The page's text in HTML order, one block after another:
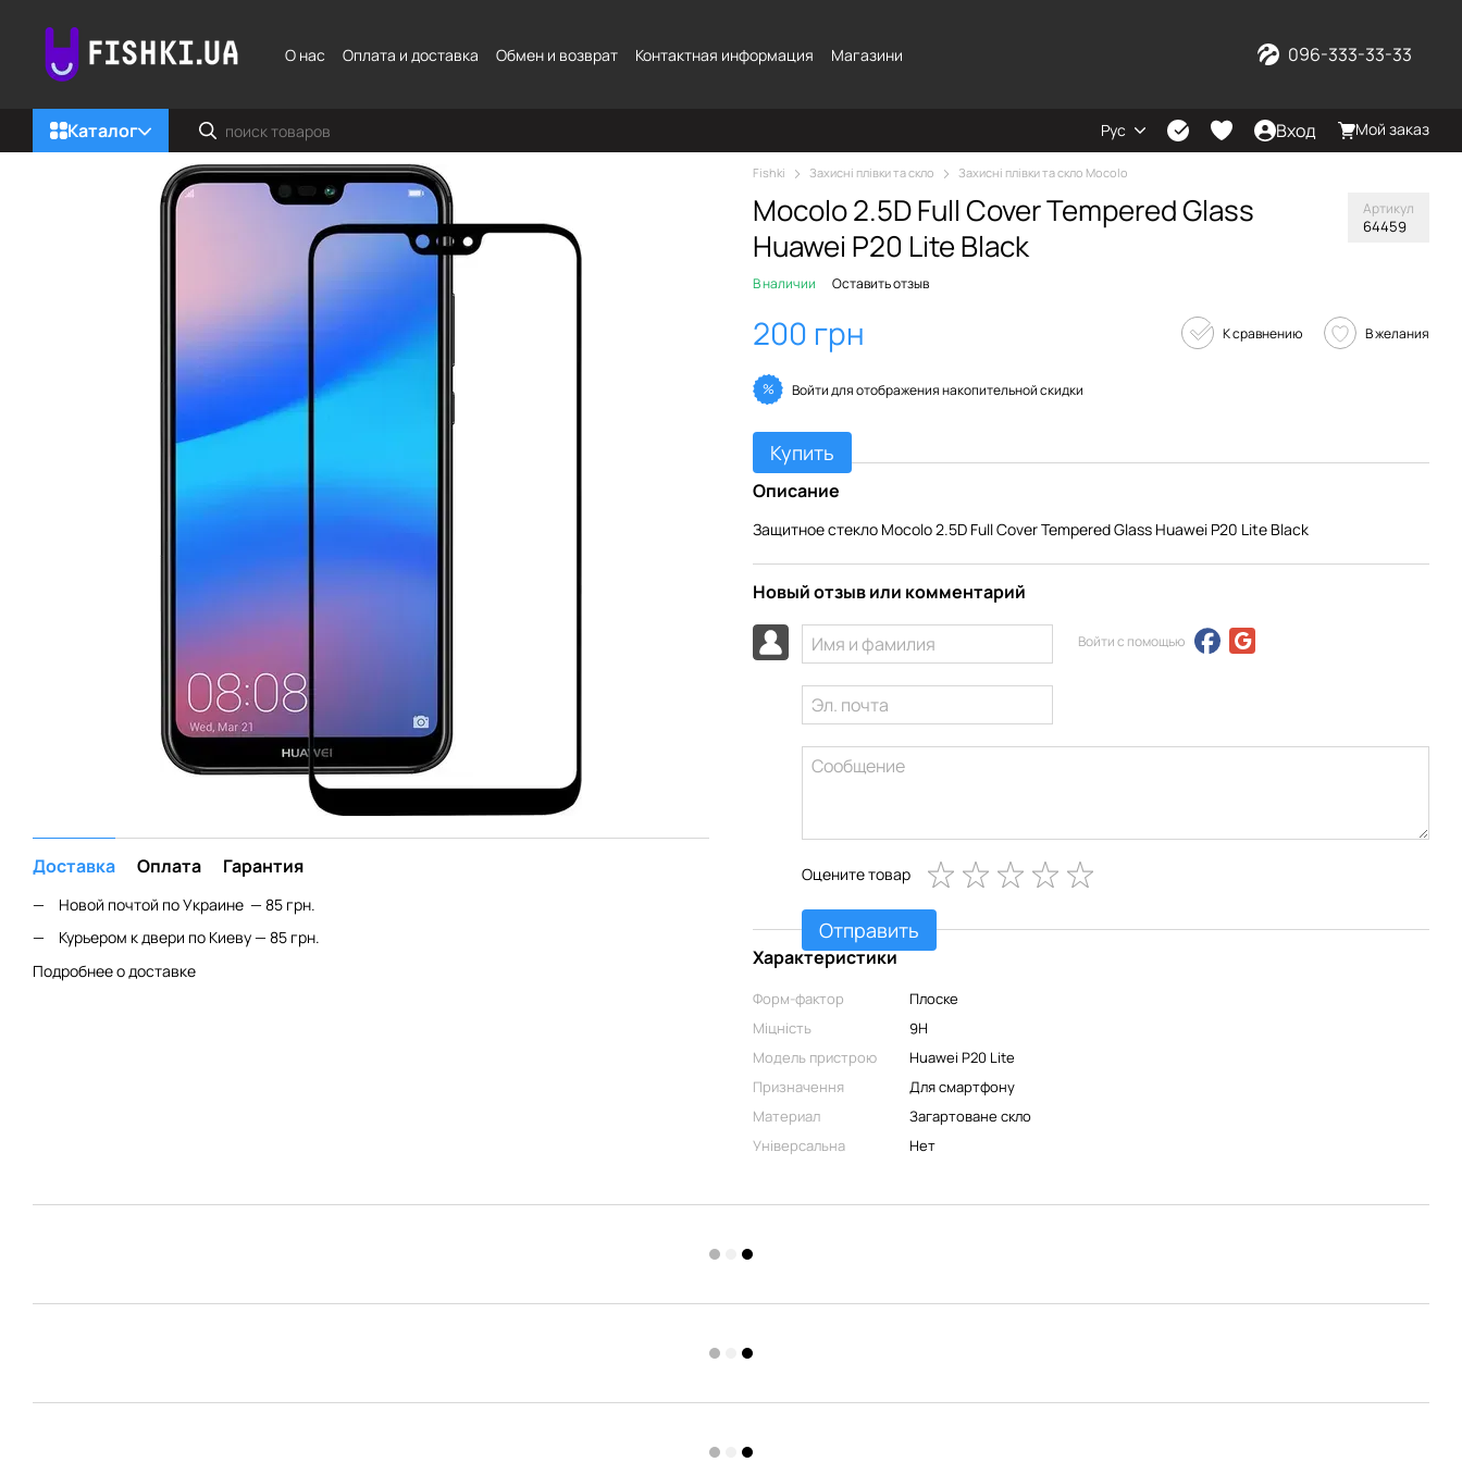
О нас
Оплата и доставка Обмен и возврат Контактная информация Магазини 096-333-33-33
Каталог Рус Вход Мой заказ
Доставка Оплата Гарантия
Новой почтой по Украине — 85 грн.
Курьером к двери по Киеву — 85 грн.
Подробнее о доставке
Fishki Захисні плівки та скло Захисні плівки та скло Mocolo
Mocolo 2.5D Full Cover Tempered Glass
Huawei P20 Lite Black
Артикул
64459
В наличии Оставить отзыв
200 грн К сравнению В желания
% Войтидля отображения накопительной скидки
Купить
Описание
Защитное стекло Mocolo 2.5D Full Cover Tempered Glass Huawei P20 Lite Black
Новый отзыв или комментарий
Войти с помощью
Оцените товар
Отправить
Характеристики
Форм-фактор
Плоске
Міцність
9H
Модель пристрою
Huawei P20 Lite
Призначення
Для смартфону
Материал
Загартоване скло
Універсальна
Нет